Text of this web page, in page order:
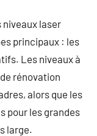
niveaux laser
principaux : les
Les niveaux à
rénovation
alors que les
pour les grandes
large.